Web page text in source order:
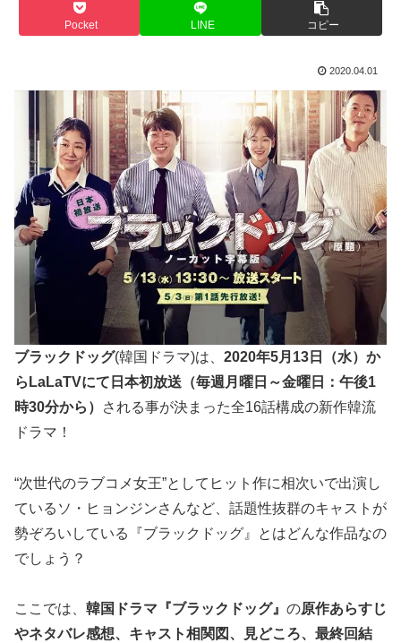
Pocket LINE コピー
2020.04.01
ブラックドッグ(韓国ドラマ)は、 2020年5月13日（水）か
らLaLaTVにて 日本初放送 （毎週月曜日～金曜日：午後1
時30分から）
される事が決まった全16話構成の新作韓流
ドラマ！
“次世代のラブコメ女王”としてヒット作に相次いで出演し
ているソ・ヒョンジンさんなど、話題性抜群のキャストが
勢ぞろいしている『ブラックドッグ』とはどんな作品なの
でしょう？
ここでは、 韓国ドラマ『ブラックドッグ』 の原作あらすじ
やネタバレ感想、キャスト相関図、見どころ、最終回結